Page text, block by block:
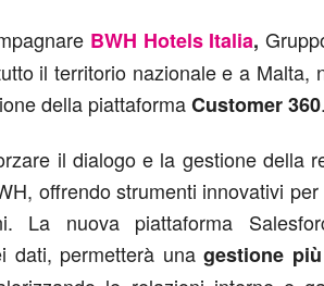
BWH Hotels Italia,
il territorio nazionale e a Malta,
della piattaformaCustomer 360.
il dialogo e la gestione della
offrendo strumenti innovativi
La nuova piattaforma
dati, permetterà unagestione